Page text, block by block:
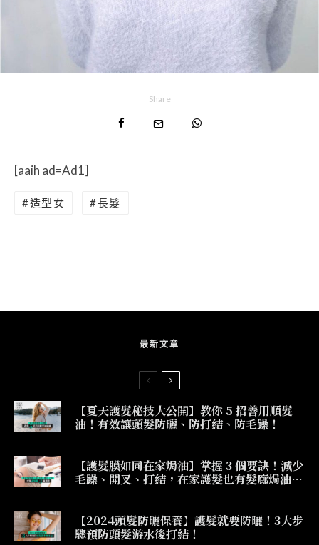
Share
[aaih ad=Ad1]
造型女 長髮
最新文章
【夏天護髮秘技大公開】教你 5 招善用順髮
油！有效讓頭髮防曬、防打結、防毛躁！
【護髮膜如同在家焗油】掌握 3 個要訣！減少
毛躁、開叉、打結，在家護髮也有髮廊焗油效
【2024頭髮防曬保養】護髮就要防曬！3大步
驟預防頭髮游水後打結！